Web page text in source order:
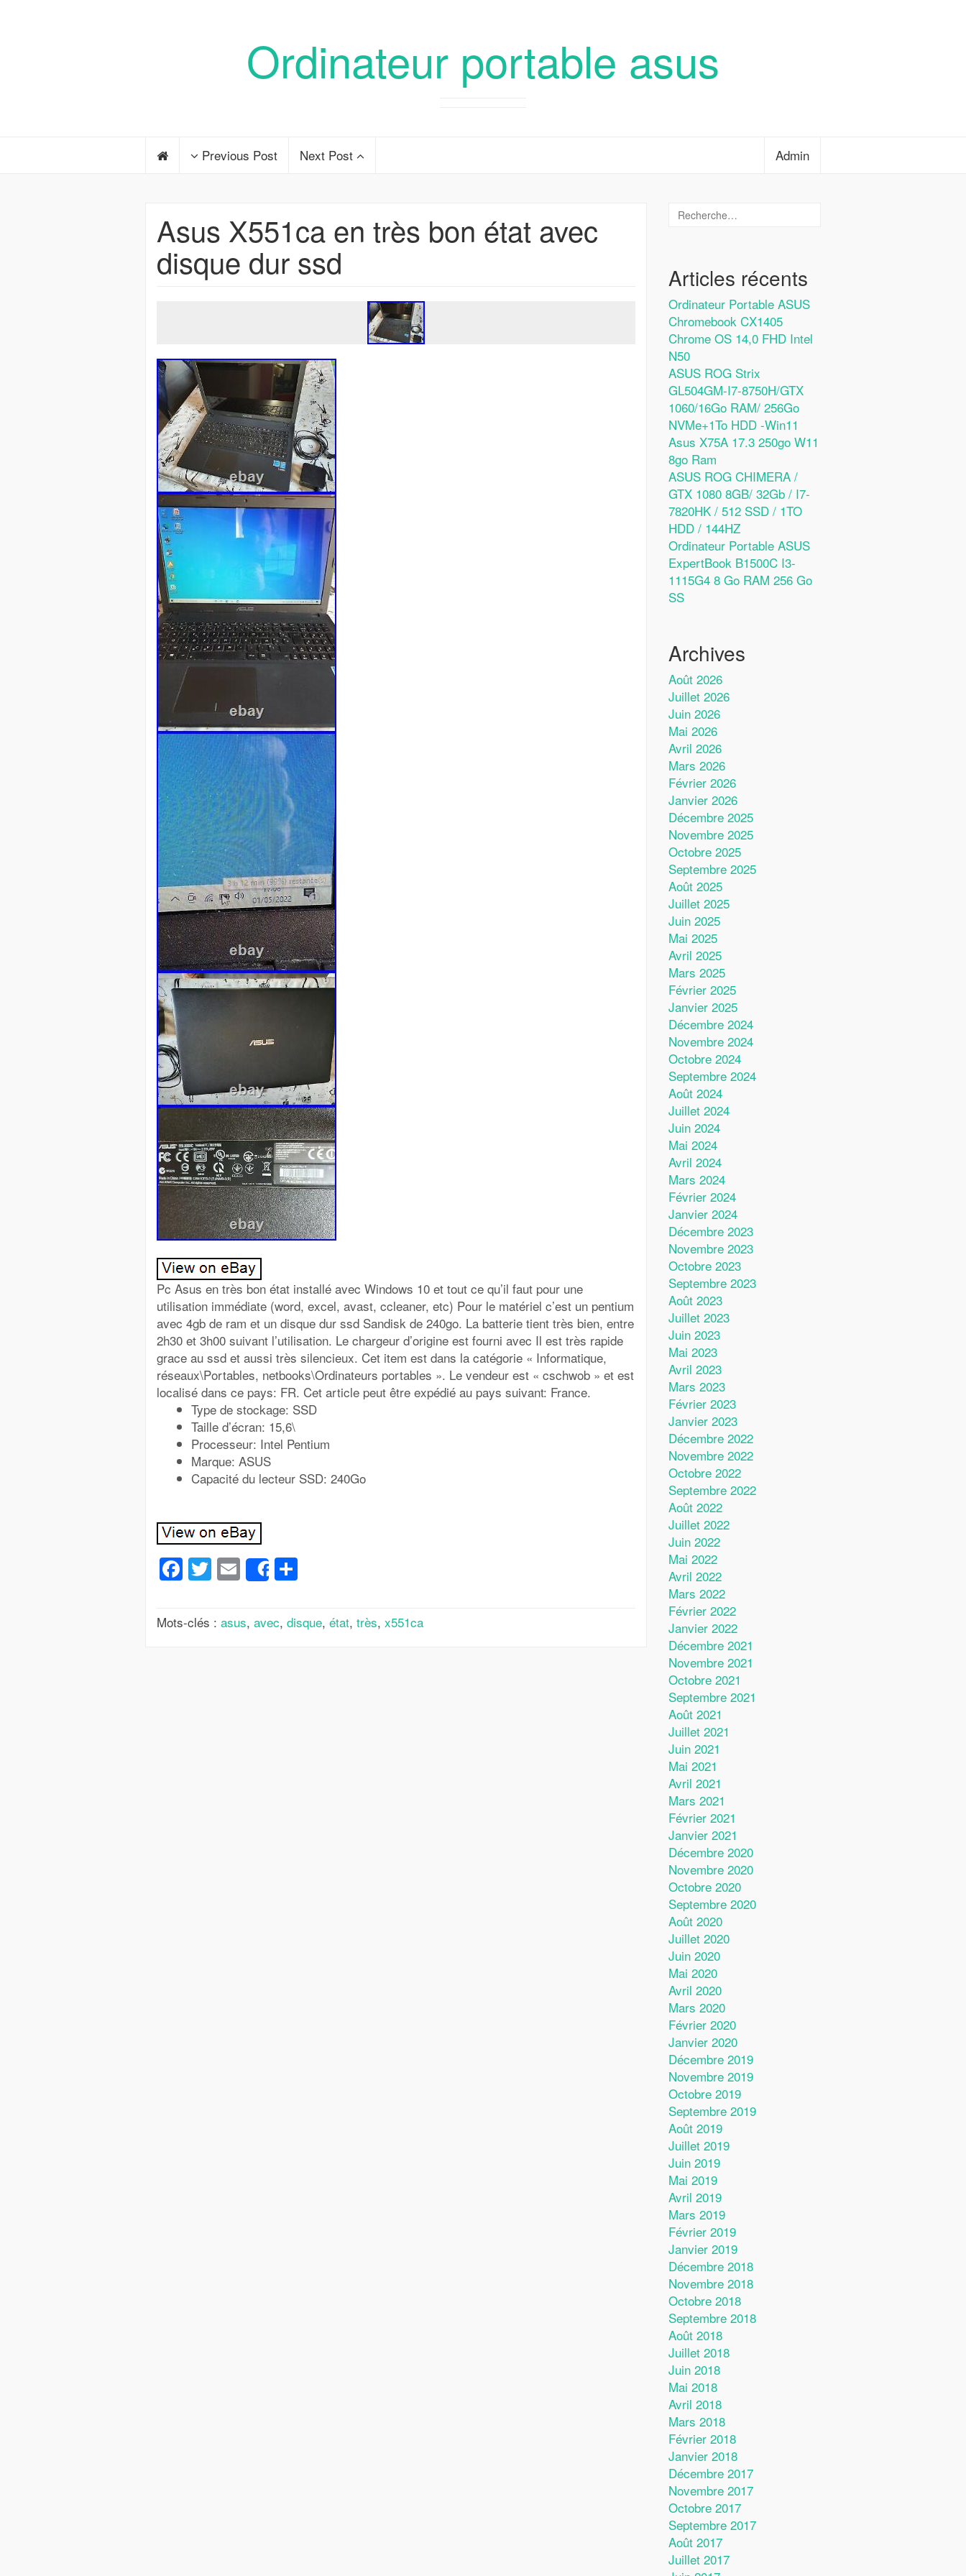
Ordinateur portable asus
Previous Post Next Post Admin
Asus X551ca en très bon état avec
disque dur ssd
Pc Asus en très bon état installé avec Windows 10 et tout ce qu’il faut pour une
utilisation immédiate (word, excel, avast, ccleaner, etc) Pour le matériel c’est un pentium
avec 4gb de ram et un disque dur ssd Sandisk de 240go. La batterie tient très bien, entre
2h30 et 3h00 suivant l’utilisation. Le chargeur d’origine est fourni avec Il est très rapide
grace au ssd et aussi très silencieux. Cet item est dans la catégorie « Informatique,
réseaux\Portables, netbooks\Ordinateurs portables ». Le vendeur est « cschwob » et est
localisé dans ce pays: FR. Cet article peut être expédié au pays suivant: France.
Type de stockage: SSD
Taille d’écran: 15,6\
Processeur: Intel Pentium
Marque: ASUS
Capacité du lecteur SSD: 240Go
Facebook
Twitter
Email
Share
Mots-clés : asus, avec, disque, état, très, x551ca
Articles récents
Ordinateur Portable ASUS
Chromebook CX1405
Chrome OS 14,0 FHD Intel
N50
ASUS ROG Strix
GL504GM-I7-8750H/GTX
1060/16Go RAM/ 256Go
NVMe+1To HDD -Win11
Asus X75A 17.3 250go W11
8go Ram
ASUS ROG CHIMERA /
GTX 1080 8GB/ 32Gb / I7-
7820HK / 512 SSD / 1TO
HDD / 144HZ
Ordinateur Portable ASUS
ExpertBook B1500C I3-
1115G4 8 Go RAM 256 Go
SS
Archives
Août 2026
Juillet 2026
Juin 2026
Mai 2026
Avril 2026
Mars 2026
Février 2026
Janvier 2026
Décembre 2025
Novembre 2025
Octobre 2025
Septembre 2025
Août 2025
Juillet 2025
Juin 2025
Mai 2025
Avril 2025
Mars 2025
Février 2025
Janvier 2025
Décembre 2024
Novembre 2024
Octobre 2024
Septembre 2024
Août 2024
Juillet 2024
Juin 2024
Mai 2024
Avril 2024
Mars 2024
Février 2024
Janvier 2024
Décembre 2023
Novembre 2023
Octobre 2023
Septembre 2023
Août 2023
Juillet 2023
Juin 2023
Mai 2023
Avril 2023
Mars 2023
Février 2023
Janvier 2023
Décembre 2022
Novembre 2022
Octobre 2022
Septembre 2022
Août 2022
Juillet 2022
Juin 2022
Mai 2022
Avril 2022
Mars 2022
Février 2022
Janvier 2022
Décembre 2021
Novembre 2021
Octobre 2021
Septembre 2021
Août 2021
Juillet 2021
Juin 2021
Mai 2021
Avril 2021
Mars 2021
Février 2021
Janvier 2021
Décembre 2020
Novembre 2020
Octobre 2020
Septembre 2020
Août 2020
Juillet 2020
Juin 2020
Mai 2020
Avril 2020
Mars 2020
Février 2020
Janvier 2020
Décembre 2019
Novembre 2019
Octobre 2019
Septembre 2019
Août 2019
Juillet 2019
Juin 2019
Mai 2019
Avril 2019
Mars 2019
Février 2019
Janvier 2019
Décembre 2018
Novembre 2018
Octobre 2018
Septembre 2018
Août 2018
Juillet 2018
Juin 2018
Mai 2018
Avril 2018
Mars 2018
Février 2018
Janvier 2018
Décembre 2017
Novembre 2017
Octobre 2017
Septembre 2017
Août 2017
Juillet 2017